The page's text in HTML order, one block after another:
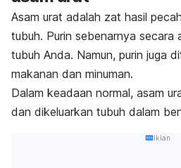
Asam urat adalah zat hasil
tubuh. Purin sebenarnya secara
tubuh Anda. Namun, purin juga
makanan dan minuman.
Dalam keadaan normal, asam
dan dikeluarkan tubuh dalam
Iklan